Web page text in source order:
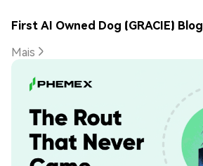
First AI Owned Dog (GRACIE) Blog
Mais